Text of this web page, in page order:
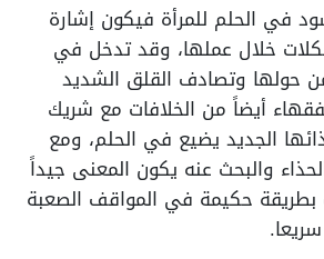
في الحلم للمرأة فيكون إشارة
خلال عملها، وقد تدخل في
حولها وتصادف القلق الشديد
أيضاً من الخلافات مع شريك
الجديد يضيع في الحلم، ومع
والبحث عنه يكون المعنى جيداً
بطريقة حكيمة في المواقف الصعبة